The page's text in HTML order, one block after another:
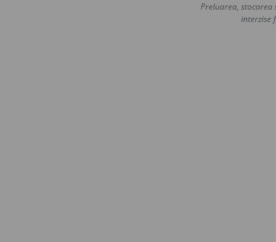
Preluarea, stocarea
interzise